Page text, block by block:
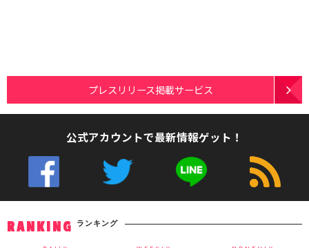
プレスリリース掲載サービス
公式アカウントで最新情報ゲット！
RANKING ランキング